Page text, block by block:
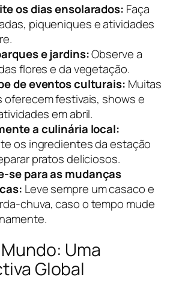
os dias ensolarados: Faça
piqueniques e atividades
e jardins:Observe a
flores e da vegetação.
de eventos culturais: Muitas
oferecem festivais, shows e
em abril.
a culinária local:
os ingredientes da estação
pratos deliciosos.
se para as mudanças
Leve sempre um casaco e
chuva, caso o tempo mude
Uma
Global